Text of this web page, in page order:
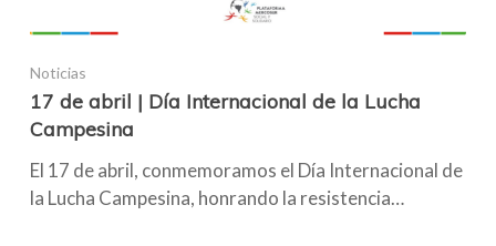
Noticias
17 de abril | Día Internacional de la Lucha
Campesina
El 17 de abril, conmemoramos el Día Internacional de
la Lucha Campesina, honrando la resistencia…